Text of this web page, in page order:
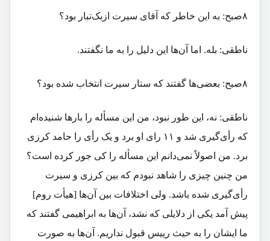
۸صبح: به این خاطر که آقای سیرت ازبک‌تبار بود؟
ناطقی: بله. اما آن‌ها این دلیل را به ما نگفتند.
۸صبح: بعضی‌ها گفتند که ستار سیرت انتخاب شده بود؟
ناطقی: نه، این طور نبود، من این مسأله را بارها شنیده‌ام
که رأی‌گیری شد و ۱۱ رای او برد و یک رأی را حامد کرزی
برد. من اصولاً نمی‌دانم این مسأله را کی جور کرده است؟
من چنین چیزی را شاهد نبودم که بین کرزی و سیرت
رأی‌گیری شده باشد. ولی اختلافات بین آن‌ها [هیأت روم]
پیش آمد یکی از دلایلی که نشد، آن‌ها به ابراهیمی گفتند که
ما ایشان را به حیث رییس قبول نداریم. آن‌ها به صورت